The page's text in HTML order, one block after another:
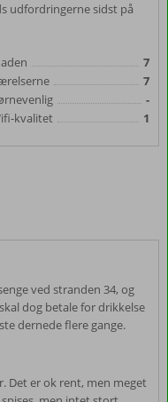
udfordringerne sidst på
7
7
-
kvalitet
1
ved stranden 34, og
dog betale for drikkelse
dernede flere gange.
Det er ok rent, men meget